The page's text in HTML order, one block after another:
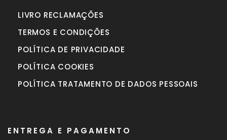
LIVRO RECLAMAÇÕES
TERMOS E CONDIÇÕES
POLÍTICA DE PRIVACIDADE
POLÍTICA COOKIES
POLÍTICA TRATAMENTO DE DADOS PESSOAIS
ENTREGA E PAGAMENTO